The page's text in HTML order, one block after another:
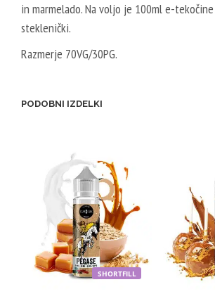
in marmelado. Na voljo je 100ml e-
steklenički.
Razmerje 70VG/30PG.
PODOBNI IZDELKI
SHORTFILL